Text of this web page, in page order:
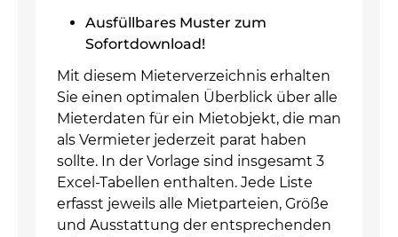
Ausfüllbares Muster zum
Sofortdownload!
Mit diesem Mieterverzeichnis erhalten
Sie einen optimalen Überblick über alle
Mieterdaten für ein Mietobjekt, die man
als Vermieter jederzeit parat haben
sollte. In der Vorlage sind insgesamt 3
Excel-Tabellen enthalten. Jede Liste
erfasst jeweils alle Mietparteien, Größe
und Ausstattung der entsprechenden